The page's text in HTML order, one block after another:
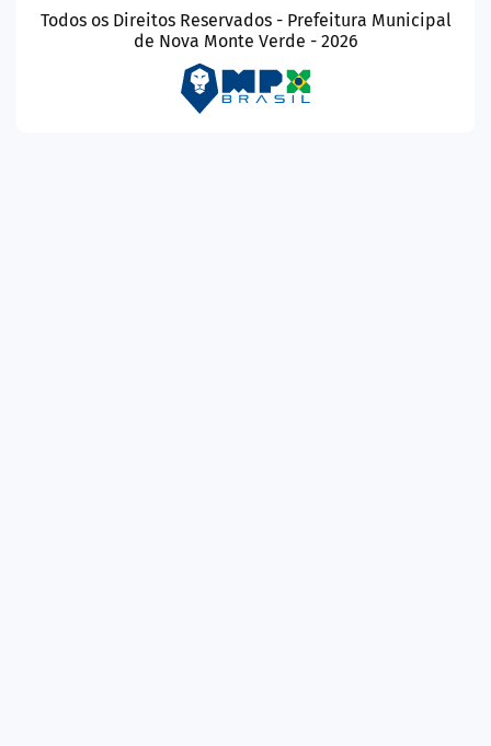
Todos os Direitos Reservados - Prefeitura Municipal
de Nova Monte Verde - 2026